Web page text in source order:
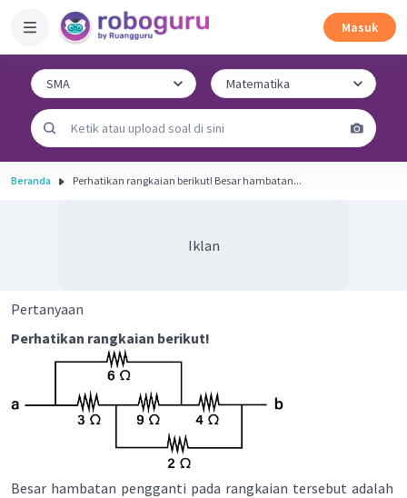
Masuk
Beranda Perhatikan rangkaian berikut! Besar hambatan...
Iklan
Pertanyaan
Perhatikan rangkaian berikut!
Besar hambatan pengganti pada rangkaian tersebut adalah